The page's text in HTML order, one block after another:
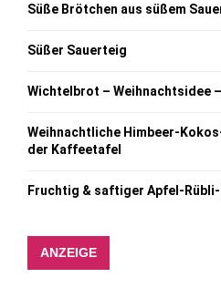
Süße Brötchen aus süßem
Süßer Sauerteig
Wichtelbrot – Weihnachtsidee
Weihnachtliche Himbeer-
der Kaffeetafel
Fruchtig & saftiger Apfel-
ANZEIGE